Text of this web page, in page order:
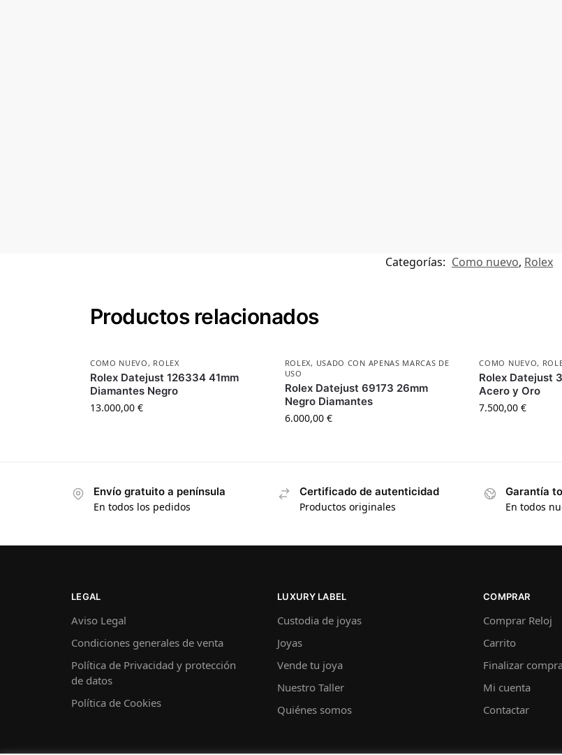
Categorías: Como nuevo, Rolex
Productos relacionados
COMO NUEVO , ROLEX
Rolex Datejust 126334 41mm
Diamantes Negro
13.000,00 €
ROLEX, USADO CON APENAS MARCAS DE
USO
Rolex Datejust 69173 26mm
Negro Diamantes
6.000,00 €
COMO NUEVO,
Rolex Datejust
Acero y Oro
7.500,00€
Envío gratuito a península
En todos los pedidos
Certificado de autenticidad
Productos originales
Garantía
En todos
LEGAL
Aviso Legal
Condiciones generales de venta
Política de Privacidad y protección
de datos
Política de Cookies
LUXURY LABEL
Custodia de joyas
Joyas
Vende tu joya
Nuestro Taller
Quiénes somos
COMPRAR
Comprar Reloj
Carrito
Finalizar
Mi cuenta
Contactar